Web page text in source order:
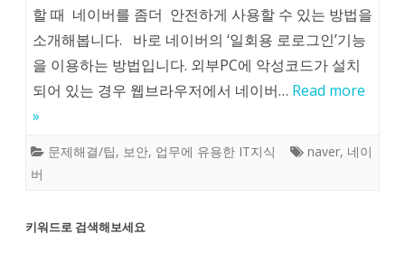
할 때 네이버를 좀더 안전하게 사용할 수 있는 방법을
소개해봅니다. 바로 네이버의 ‘일회용 로로그인’기능
을 이용하는 방법입니다. 외부PC에 악성코드가 설치
되어 있는 경우 웹브라우저에서 네이버… Read more
»
문제해결/팁, 보안, 업무에 유용한 IT지식 naver, 네이
버
키워드로 검색해보세요